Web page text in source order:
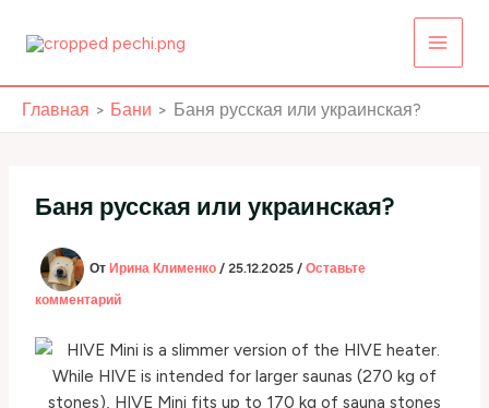
Главная Бани Баня русская или украинская?
Баня русская или украинская?
От Ирина Клименко/25.12.2025/Оставьте
комментарий